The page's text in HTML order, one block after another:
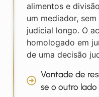
alimentos e
um mediador,
judicial longo. O
homologado em
de uma decisão
Vontade de
se o outro